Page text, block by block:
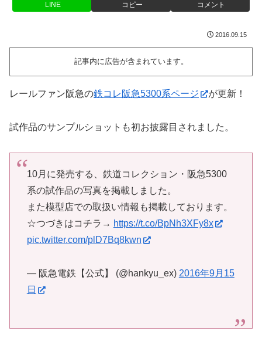
LINE コピー コメント
2016.09.15
記事内に広告が含まれています。
レールファン阪急の鉄コレ阪急5300系ページ が更新！
試作品のサンプルショットも初お披露目されました。
10月に発売する、鉄道コレクション・阪急5300
系の試作品の写真を掲載しました。
また模型店での取扱い情報も掲載しております。
☆つづきはコチラ→ https://t.co/BpNh3XFy8x
pic.twitter.com/plD7Bq8kwn
— 阪急電鉄【公式】 (@hankyu_ex) 2016年9月15
日